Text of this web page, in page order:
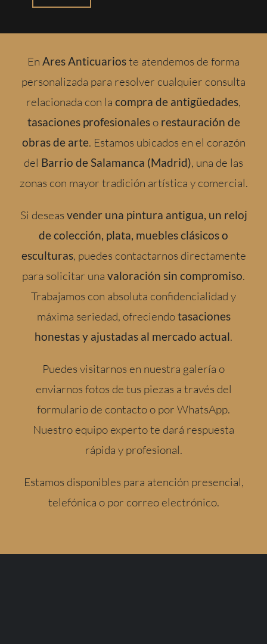
En Ares Anticuarioste atendemos de forma
personalizada para resolver cualquier consulta
relacionada con la compra de antigüedades,
tasaciones profesionaleso restauración de
obras de arte. Estamos ubicados en el corazón
del Barrio de Salamanca (Madrid), una de las
zonas con mayor tradición artística y comercial.
Si deseas vender una pintura antigua, un reloj
de colección, plata, muebles clásicos o
esculturas, puedes contactarnos directamente
para solicitar una valoración sin compromiso.
Trabajamos con absoluta confidencialidad y
máxima seriedad, ofreciendotasaciones
honestas y ajustadas al mercado actual.
Puedes visitarnos en nuestra galería o
enviarnos fotos de tus piezas a través del
formulario de contacto o por WhatsApp.
Nuestro equipo experto te dará respuesta
rápida y profesional.
Estamos disponibles para atención presencial,
telefónica o por correo electrónico.